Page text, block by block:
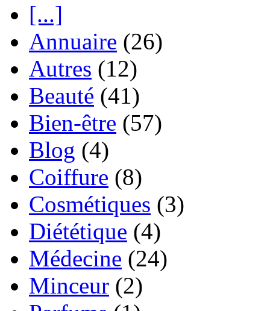
[...]
Annuaire (26)
Autres (12)
Beauté (41)
Bien-être (57)
Blog (4)
Coiffure (8)
Cosmétiques (3)
Diététique (4)
Médecine (24)
Minceur (2)